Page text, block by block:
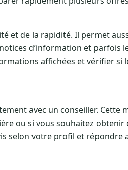
et de la rapidité. Il permet
d’information et parfois
affichées et vérifier si
avec un conseiller. Cette
ou si vous souhaitez obtenir
selon votre profil et répondre